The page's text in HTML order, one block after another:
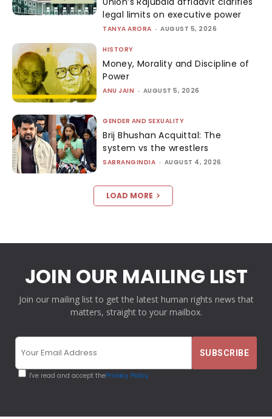
legal limits on executive power
TANYA ARORA - AUGUST 5, 2026
HISTORY
Money, Morality and Discipline of
Power
ANU JAIN - AUGUST 5, 2026
GENDER AND SEXUALITY
Brij Bhushan Acquittal: The
system vs the wrestlers
SABRANGINDIA - AUGUST 4, 2026
LOAD MORE
JOIN OUR MAILING LIST
Join our mailing list to get the latest human rights news that
matters, straight to your mailbox.
I've read and accept thePrivacy Policy